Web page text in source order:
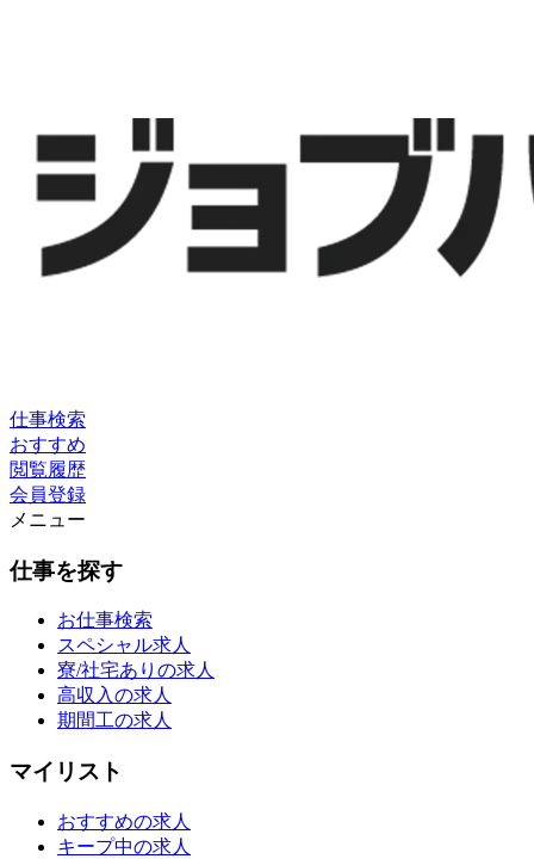
仕事検索
おすすめ
閲覧履歴
会員登録
メニュー
仕事を探す
お仕事検索
スペシャル求人
寮/社宅ありの求人
高収入の求人
期間工の求人
マイリスト
おすすめの求人
キープ中の求人